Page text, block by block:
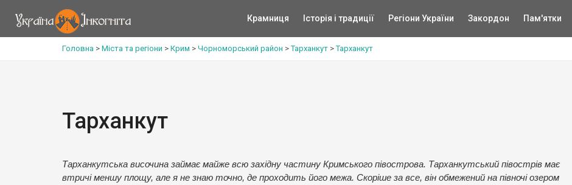
Крамниця Історія і традиції Регіони України Закордон Пам'ятки
Головна > Міста та регіони > Крим > Чорноморський район >Тарханкут >Тарханкут
Тарханкут
Тарханкутська височина займає майже всю західну частину Кримського півострова. Тарханкутський півострів має
втричі меншу площу, але я не знаю точно, де проходить його межа. Скоріше за все, він обмежений на півночі озером